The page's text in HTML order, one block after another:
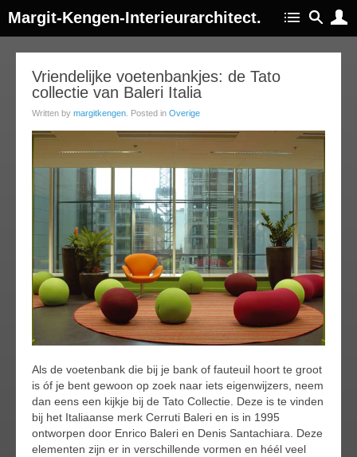
Margit-Kengen-Interieurarchitect.
Vriendelijke voetenbankjes: de Tato
collectie van Baleri Italia
Written by margitkengen . Posted in Overige
Als de voetenbank die bij je bank of fauteuil hoort te groot
is óf je bent gewoon op zoek naar iets eigenwijzers, neem
dan eens een kijkje bij de Tato Collectie. Deze is te vinden
bij het Italiaanse merk Cerruti Baleri en is in 1995
ontworpen door Enrico Baleri en Denis Santachiara. Deze
elementen zijn er in verschillende vormen en héél veel